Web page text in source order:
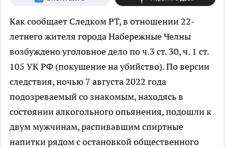
Как сообщает Следком РТ, в отношении 22-
летнего жителя города Набережные Челны
возбуждено уголовное дело по ч.3 ст. 30, ч. 1 ст.
105 УК РФ (покушение на убийство). По версии
следствия, ночью 7 августа 2022 года
подозреваемый со знакомым, находясь в
состоянии алкогольного опьянения, подошли к
двум мужчинам, распивавшим спиртные
напитки рядом с остановкой общественного